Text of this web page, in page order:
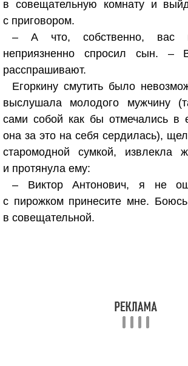
в совещательную комнату и
с приговором.
– А что, собственно, вас
неприязненно спросил сын. –
расспрашивают.
Егоркину смутить было
выслушала молодого мужчину
сами собой как бы отмечались в
она за это на себя сердилась),
старомодной сумкой, извлекла
и протянула ему:
– Виктор Антонович, я не
с пирожком принесите мне.
в совещательной.